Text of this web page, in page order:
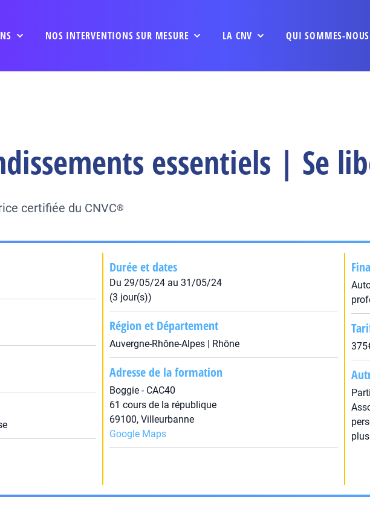
NOS INTERVENTIONS SUR MESURE LA CNV QUI SOMMES-NOUS
essentiels | Se
certifiée du CNVC®
Durée et dates
Du 29/05/24 au 31/05/24
(3 jour(s))
Région et Département
Auvergne-Rhône-Alpes | Rhône
Adresse de la formation
Boggie - CAC40
61 cours de la république
69100, Villeurbanne
Google Maps